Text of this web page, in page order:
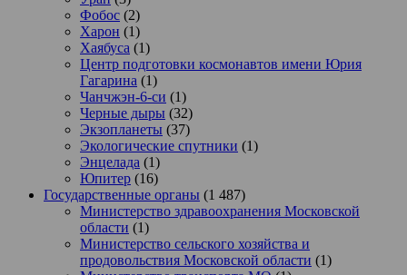
Фобос (2)
Харон (1)
Хаябуса (1)
Центр подготовки космонавтов имени Юрия
Гагарина (1)
Чанчжэн-6-си (1)
Черные дыры (32)
Экзопланеты (37)
Экологические спутники (1)
Энцелада (1)
Юпитер (16)
Государственные органы (1 487)
Министерство здравоохранения Московской
области (1)
Министерство сельского хозяйства и
продовольствия Московской области (1)